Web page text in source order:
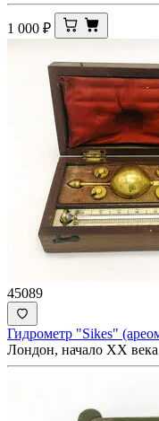
1 000 ₽
45089
Гидрометр "Sikes"
Лондон, начало XX века